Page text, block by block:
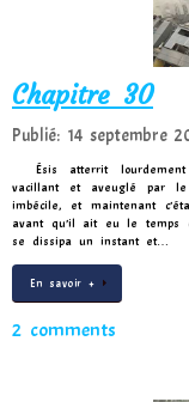
Chapitre 30
Publié: 14 septembre
Ésis atterrit
vacillant et aveuglé par le
imbécile, et maintenant
avant qu’il ait eu le temps
se dissipa un instant et…
En savoir +
2 comments